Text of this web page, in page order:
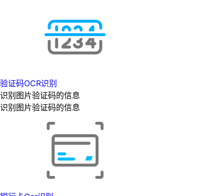
验证码OCR识别
识别图片验证码的信息
识别图片验证码的信息